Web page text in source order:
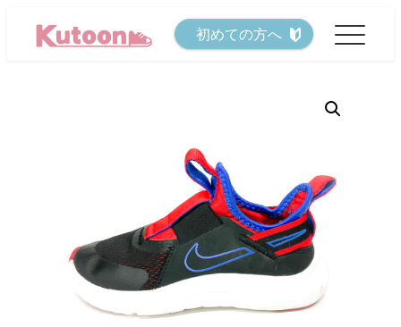
初めての方へ